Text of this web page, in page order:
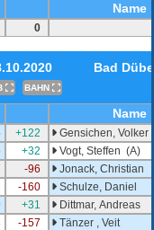
Name
0
BAHN
Bad
Name
+122
Gensichen, Volker
+32
Vogt, Steffen (A)
-96
Jonack, Christian
-160
Schulze, Daniel
+31
Dittmar, Andreas
-157
Tänzer , Veit